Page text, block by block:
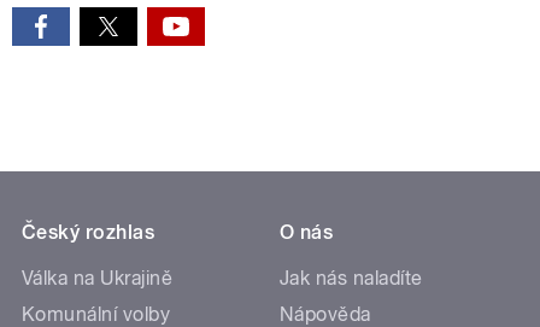
Český rozhlas
Válka na Ukrajině
Komunální volby
O nás
Jak nás naladíte
Nápověda